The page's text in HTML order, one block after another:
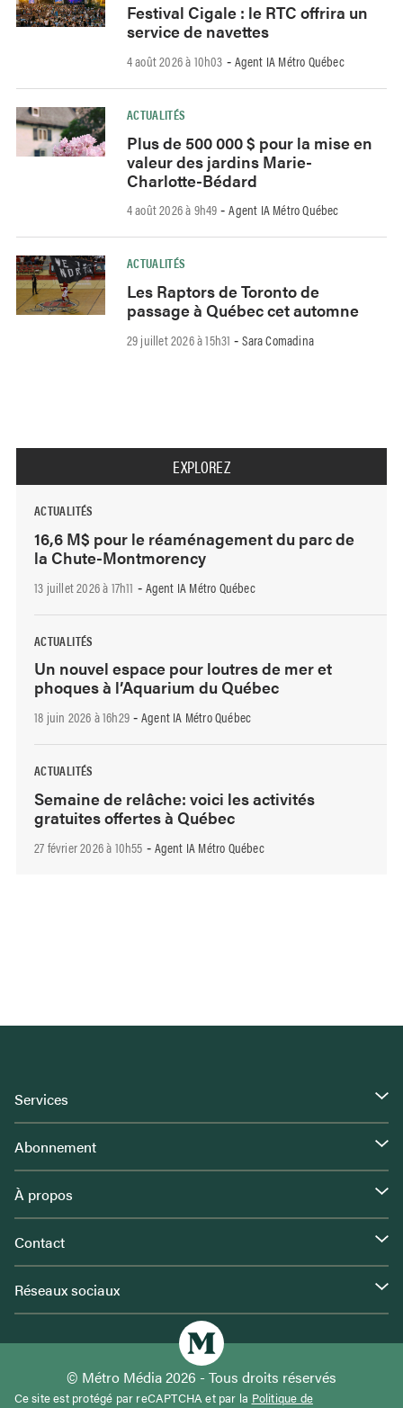
Festival Cigale : le RTC offrira un
service de navettes
4 août 2026 à 10h03 - Agent IA Métro Québec
ACTUALITÉS
Plus de 500 000 $ pour la mise en
valeur des jardins Marie-
Charlotte-Bédard
4 août 2026 à 9h49 -Agent IA Métro Québec
ACTUALITÉS
Les Raptors de Toronto de
passage à Québec cet automne
29 juillet 2026 à 15h31 -Sara Comadina
EXPLOREZ
ACTUALITÉS
16,6 M$ pour le réaménagement du parc de
la Chute-Montmorency
13 juillet 2026 à 17h11 - Agent IA Métro Québec
ACTUALITÉS
Un nouvel espace pour loutres de mer et
phoques à l’Aquarium du Québec
18 juin 2026 à 16h29 - Agent IA Métro Québec
ACTUALITÉS
Semaine de relâche: voici les activités
gratuites offertes à Québec
27 février 2026 à 10h55 - Agent IA Métro Québec
Services
Abonnement
À propos
Contact
Réseaux sociaux
© Métro Média 2026 - Tous droits réservés
Ce site est protégé par reCAPTCHA et par la Politique de